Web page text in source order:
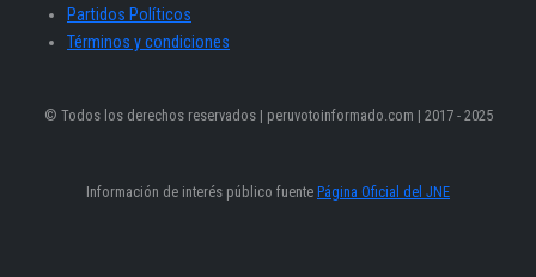
Partidos Políticos
Términos y condiciones
© Todos los derechos reservados | peruvotoinformado.com | 2017 - 2025
Información de interés público fuente Página Oficial del JNE